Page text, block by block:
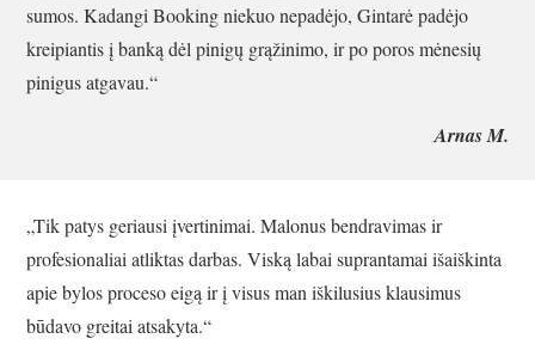
sumos. Kadangi Booking niekuo nepadėjo, Gintarė padėjo
kreipiantis į banką dėl pinigų grąžinimo, ir po poros mėnesių
pinigus atgavau.“
Arnas M.
„Tik patys geriausi įvertinimai. Malonus bendravimas ir
profesionaliai atliktas darbas. Viską labai suprantamai išaiškinta
apie bylos proceso eigą ir į visus man iškilusius klausimus
būdavo greitai atsakyta.“